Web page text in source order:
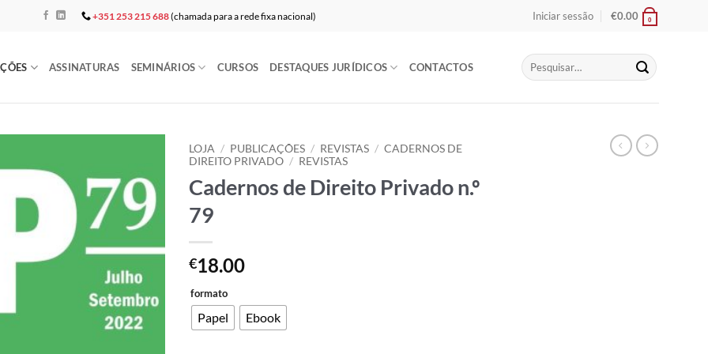
+351 253 215 688(chamada para a rede fixa nacional) Iniciar sessão €0.00 0
ASSINATURAS SEMINÁRIOS CURSOS DESTAQUES JURÍDICOS CONTACTOS
Pesquisar
por:
Add to
wishlist
LOJA / PUBLICAÇÕES / REVISTAS / CADERNOS DE
DIREITO PRIVADO / REVISTAS
Cadernos de Direito Privado n.º
79
€18.00
formato
Papel Ebook